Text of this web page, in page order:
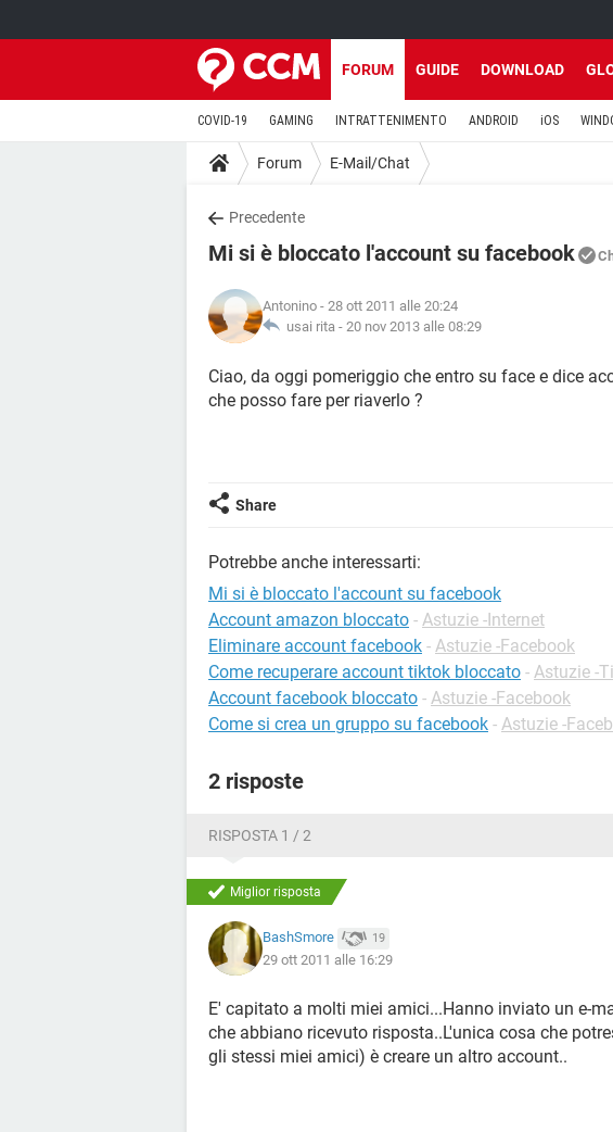
FORUM GUIDE DOWNLOAD
COVID-19 GAMING INTRATTENIMENTO ANDROID iOS
Forum E-Mail/Chat
Precedente
Mi si è bloccato l'account su facebook
Antonino - 28 ott 2011 alle 20:24
usai rita - 20 nov 2013 alle 08:29
Ciao, da oggi pomeriggio che entro su face e dice
che posso fare per riaverlo ?
Share
Potrebbe anche interessarti:
Mi si è bloccato l'account su facebook
Account amazon bloccato - Astuzie -Internet
Eliminare account facebook - Astuzie -Facebook
Come recuperare account tiktok bloccato - Astuzie -
Account facebook bloccato - Astuzie -Facebook
Come si crea un gruppo su facebook - Astuzie -
2 risposte
RISPOSTA 1 / 2
Miglior risposta
BashSmore 19
29 ott 2011 alle 16:29
E' capitato a molti miei amici...Hanno inviato un e-
che abbiano ricevuto risposta..L'unica cosa che
gli stessi miei amici) è creare un altro account..